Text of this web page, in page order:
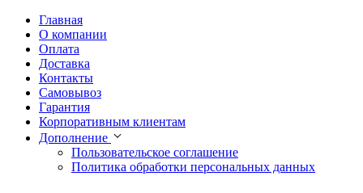
Главная
О компании
Оплата
Доставка
Контакты
Самовывоз
Гарантия
Корпоративным клиентам
Дополнение
Пользовательское соглашение
Политика обработки персональных данных